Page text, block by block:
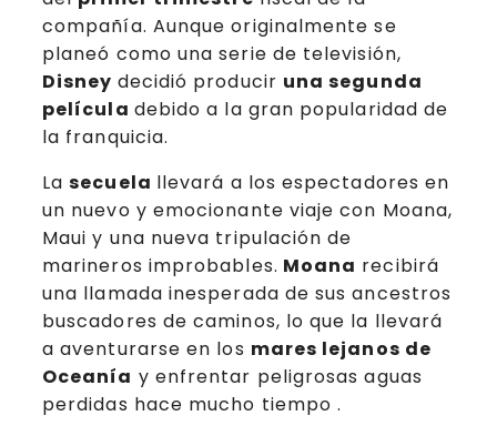
compañía. Aunque originalmente se
planeó como una serie de televisión,
Disney decidió producir una segunda
película debido a la gran popularidad de
la franquicia.
Lasecuela llevará a los espectadores en
un nuevo y emocionante viaje con Moana,
Maui y una nueva tripulación de
marineros improbables. Moana recibirá
una llamada inesperada de sus ancestros
buscadores de caminos, lo que la llevará
a aventurarse en los mares lejanos de
Oceanía y enfrentar peligrosas aguas
perdidas hace mucho tiempo .